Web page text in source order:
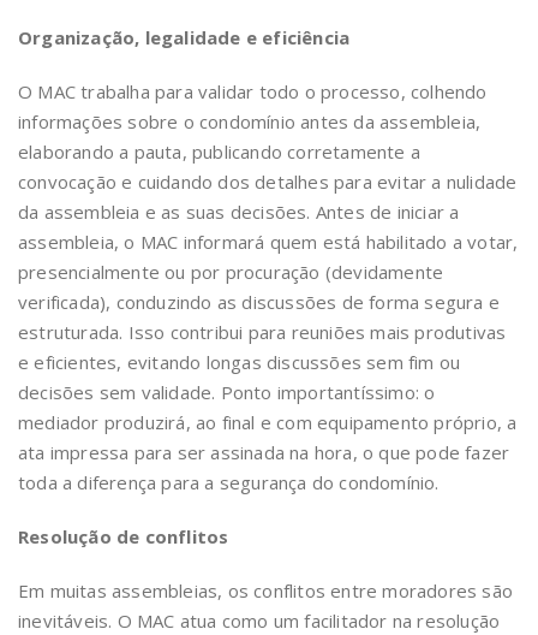
Organização, legalidade e eficiência
O MAC trabalha para validar todo o processo, colhendo
informações sobre o condomínio antes da assembleia,
elaborando a pauta, publicando corretamente a
convocação e cuidando dos detalhes para evitar a nulidade
da assembleia e as suas decisões. Antes de iniciar a
assembleia, o MAC informará quem está habilitado a votar,
presencialmente ou por procuração (devidamente
verificada), conduzindo as discussões de forma segura e
estruturada. Isso contribui para reuniões mais produtivas
e eficientes, evitando longas discussões sem fim ou
decisões sem validade. Ponto importantíssimo: o
mediador produzirá, ao final e com equipamento próprio, a
ata impressa para ser assinada na hora, o que pode fazer
toda a diferença para a segurança do condomínio.
Resolução de conflitos
Em muitas assembleias, os conflitos entre moradores são
inevitáveis. O MAC atua como um facilitador na resolução